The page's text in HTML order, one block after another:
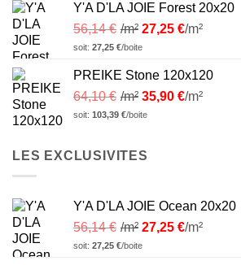
Y'A D'LA JOIE Forest 20x20
56,14€ /m² 27,25 €/m²
soit: 27,25 €/boite
PREIKE Stone 120x120
64,10€ /m² 35,90 €/m²
soit: 103,39 €/boite
LES EXCLUSIVITES
Y'A D'LA JOIE Ocean 20x20
56,14€ /m² 27,25 €/m²
soit: 27,25 €/boite